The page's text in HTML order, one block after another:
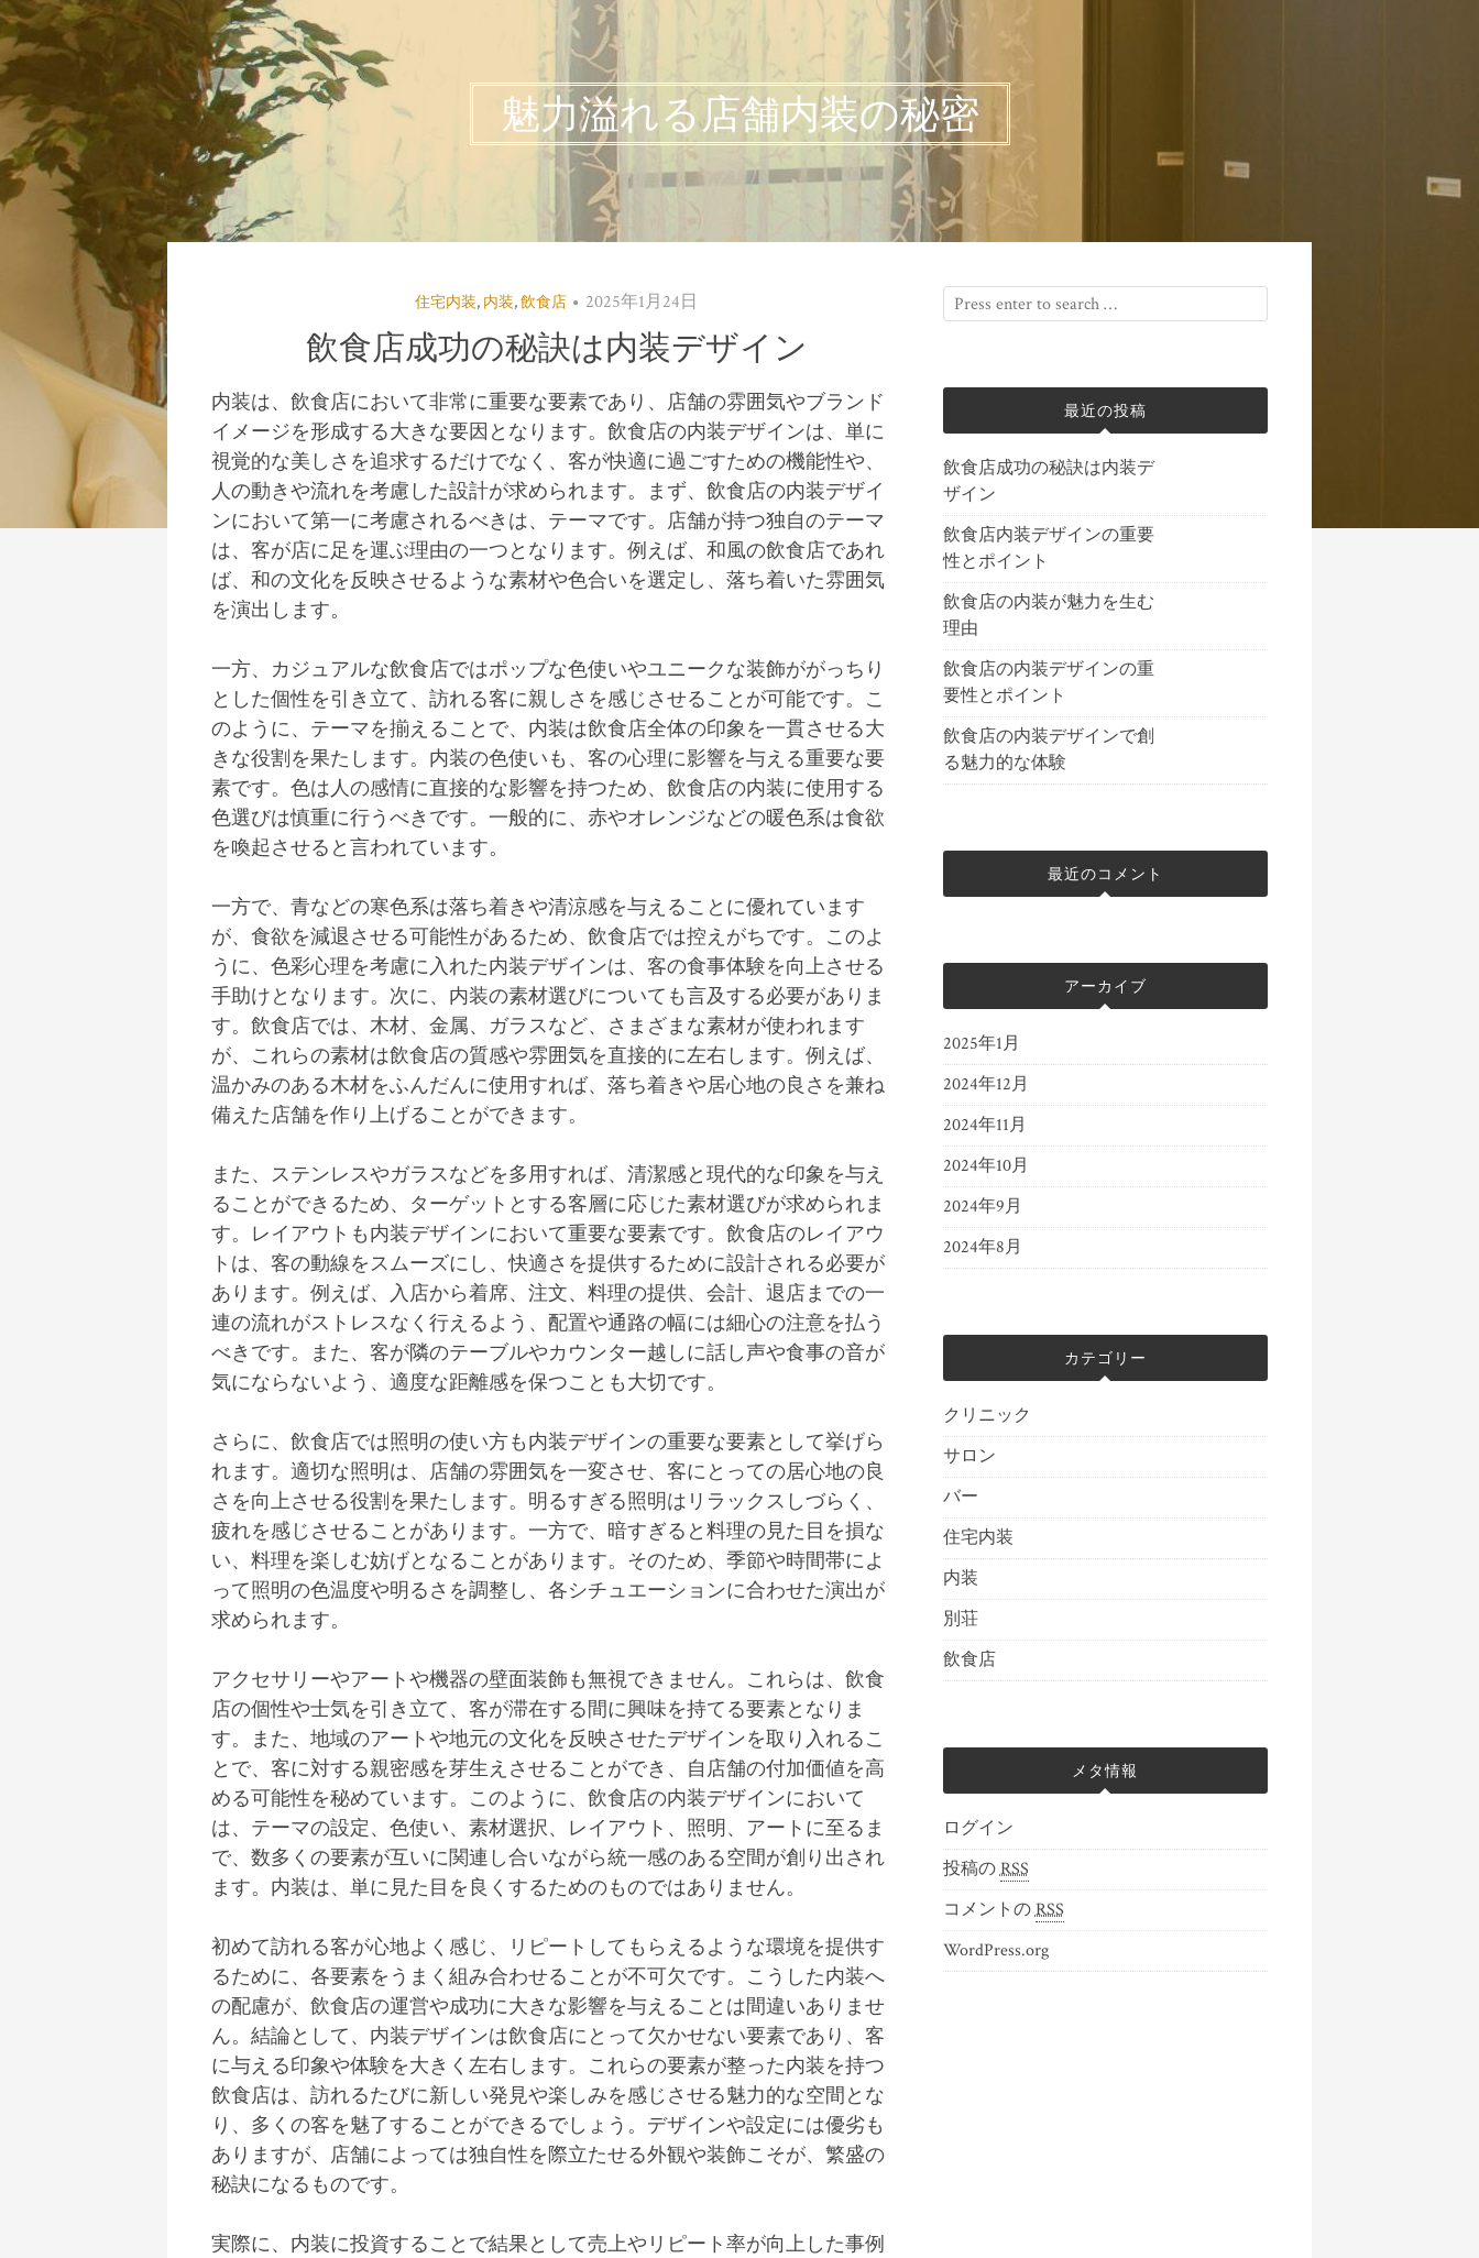
魅力溢れる店舗内装の秘密
住宅内装, 内装,飲食店 2025年1月24日
飲食店成功の秘訣は内装デザイン
内装は、飲食店において非常に重要な要素であり、店舗の雰囲気やブランド
イメージを形成する大きな要因となります。 飲食店の内装デザインは、単に
視覚的な美しさを追求するだけでなく、客が快適に過ごすための機能性や、
人の動きや流れを考慮した設計が求められます。まず、飲食店の内装デザイ
ンにおいて第一に考慮されるべきは、テーマです。店舗が持つ独自のテーマ
は、客が店に足を運ぶ理由の一つとなります。例えば、和風の飲食店であれ
ば、和の文化を反映させるような素材や色合いを選定し、落ち着いた雰囲気
を演出します。
一方、カジュアルな飲食店ではポップな色使いやユニークな装飾ががっちり
とした個性を引き立て、訪れる客に親しさを感じさせることが可能です。こ
のように、テーマを揃えることで、内装は飲食店全体の印象を一貫させる大
きな役割を果たします。内装の色使いも、客の心理に影響を与える重要な要
素です。色は人の感情に直接的な影響を持つため、飲食店の内装に使用する
色選びは慎重に行うべきです。一般的に、赤やオレンジなどの暖色系は食欲
を喚起させると言われています。
一方で、青などの寒色系は落ち着きや清涼感を与えることに優れています
が、食欲を減退させる可能性があるため、飲食店では控えがちです。このよ
うに、色彩心理を考慮に入れた内装デザインは、客の食事体験を向上させる
手助けとなります。次に、内装の素材選びについても言及する必要がありま
す。飲食店では、木材、金属、ガラスなど、さまざまな素材が使われます
が、これらの素材は飲食店の質感や雰囲気を直接的に左右します。例えば、
温かみのある木材をふんだんに使用すれば、落ち着きや居心地の良さを兼ね
備えた店舗を作り上げることができます。
また、ステンレスやガラスなどを多用すれば、清潔感と現代的な印象を与え
ることができるため、ターゲットとする客層に応じた素材選びが求められま
す。レイアウトも内装デザインにおいて重要な要素です。飲食店のレイアウ
トは、客の動線をスムーズにし、快適さを提供するために設計される必要が
あります。例えば、入店から着席、注文、料理の提供、会計、退店までの一
連の流れがストレスなく行えるよう、配置や通路の幅には細心の注意を払う
べきです。また、客が隣のテーブルやカウンター越しに話し声や食事の音が
気にならないよう、適度な距離感を保つことも大切です。
さらに、飲食店では照明の使い方も内装デザインの重要な要素として挙げら
れます。適切な照明は、店舗の雰囲気を一変させ、客にとっての居心地の良
さを向上させる役割を果たします。明るすぎる照明はリラックスしづらく、
疲れを感じさせることがあります。一方で、暗すぎると料理の見た目を損な
い、料理を楽しむ妨げとなることがあります。そのため、季節や時間帯によ
って照明の色温度や明るさを調整し、各シチュエーションに合わせた演出が
求められます。
アクセサリーやアートや機器の壁面装飾も無視できません。これらは、飲食
店の個性や士気を引き立て、客が滞在する間に興味を持てる要素となりま
す。また、地域のアートや地元の文化を反映させたデザインを取り入れるこ
とで、客に対する親密感を芽生えさせることができ、自店舗の付加価値を高
める可能性を秘めています。このように、飲食店の内装デザインにおいて
は、テーマの設定、色使い、素材選択、レイアウト、照明、アートに至るま
で、数多くの要素が互いに関連し合いながら統一感のある空間が創り出され
ます。内装は、単に見た目を良くするためのものではありません。
初めて訪れる客が心地よく感じ、リピートしてもらえるような環境を提供す
るために、各要素をうまく組み合わせることが不可欠です。こうした内装へ
の配慮が、飲食店の運営や成功に大きな影響を与えることは間違いありませ
ん。結論として、内装デザインは飲食店にとって欠かせない要素であり、客
に与える印象や体験を大きく左右します。これらの要素が整った内装を持つ
飲食店は、訪れるたびに新しい発見や楽しみを感じさせる魅力的な空間とな
り、多くの客を魅了することができるでしょう。デザインや設定には優劣も
ありますが、店舗によっては独自性を際立たせる外観や装飾こそが、繁盛の
秘訣になるものです。
実際に、内装に投資することで結果として売上やリピート率が向上した事例
最近の投稿
飲食店成功の秘訣は内装デ
ザイン
飲食店内装デザインの重要
性とポイント
飲食店の内装が魅力を生む
理由
飲食店の内装デザインの重
要性とポイント
飲食店の内装デザインで創
る魅力的な体験
最近のコメント
アーカイブ
2025年1月
2024年12月
2024年11月
2024年10月
2024年9月
2024年8月
カテゴリー
クリニック
サロン
バー
住宅内装
内装
別荘
飲食店
メタ情報
ログイン
投稿のRSS
コメントのRSS
WordPress.org